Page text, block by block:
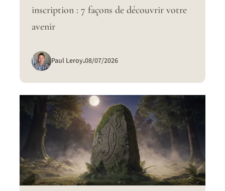
inscription : 7 façons de découvrir votre
avenir
Paul Leroy.08/07/2026